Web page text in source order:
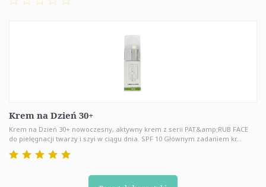
Krem na Dzień 30+
Krem na Dzień 30+ nowoczesny, aktywny krem z serii PAT&amp;RUB FACE
do pielęgnacji twarzy i szyi w ciągu dnia. SPF 10 Głównym zadaniem kr...